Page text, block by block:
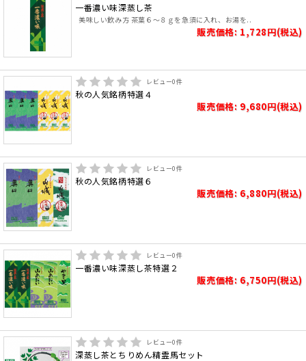
一番濃い味深蒸し茶
美味しい飲み方 茶葉６～８ｇを急須に入れ、お湯を..
販売価格: 1,728円(税込)
レビュー0件
秋の人気銘柄特選４
販売価格: 9,680円(税込)
レビュー0件
秋の人気銘柄特選６
販売価格: 6,880円(税込)
レビュー0件
一番濃い味深蒸し茶特選２
販売価格: 6,750円(税込)
レビュー0件
深蒸し茶とちりめん精霊馬セット